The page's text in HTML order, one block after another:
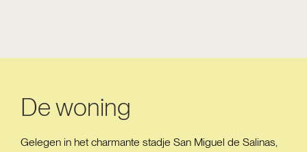
De woning
Gelegen in het charmante stadje San Miguel de Salinas,